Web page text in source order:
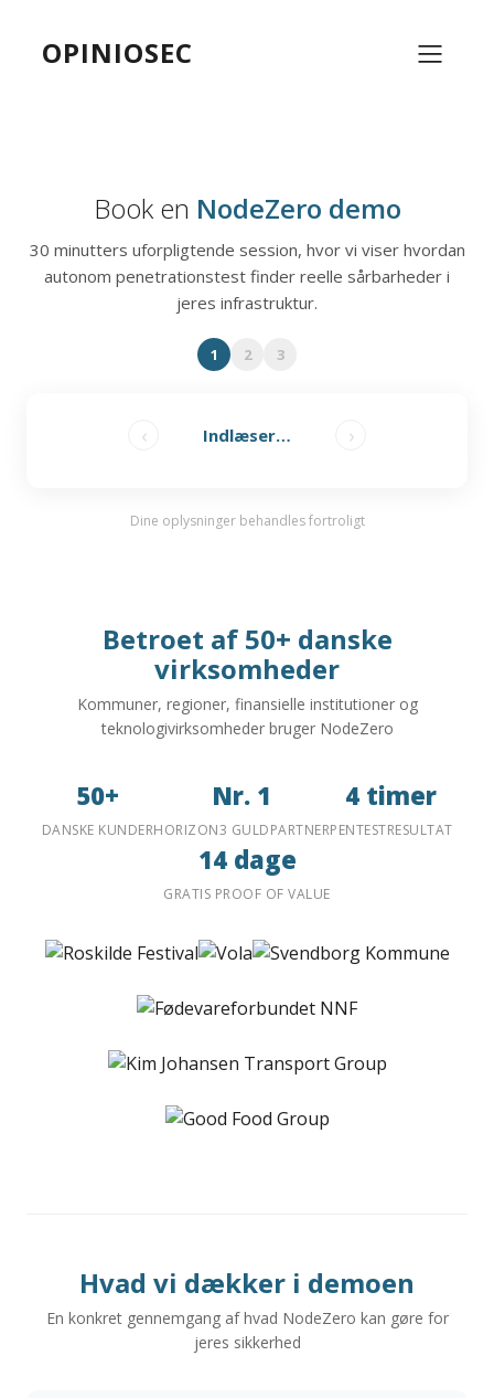
OPINIOSEC
Book en NodeZero demo
30 minutters uforpligtende session, hvor vi viser hvordan
autonom penetrationstest finder reelle sårbarheder i
jeres infrastruktur.
1 2 3
‹ Indlæser… ›
Dine oplysninger behandles fortroligt
Betroet af 50+ danske
virksomheder
Kommuner, regioner, finansielle institutioner og
teknologivirksomheder bruger NodeZero
50+
DANSKE KUNDER
Nr. 1
HORIZON3 GULDPARTNER
4 timer
PENTESTRESULTAT
14 dage
GRATIS PROOF OF VALUE
Hvad vi dækker i demoen
En konkret gennemgang af hvad NodeZero kan gøre for
jeres sikkerhed